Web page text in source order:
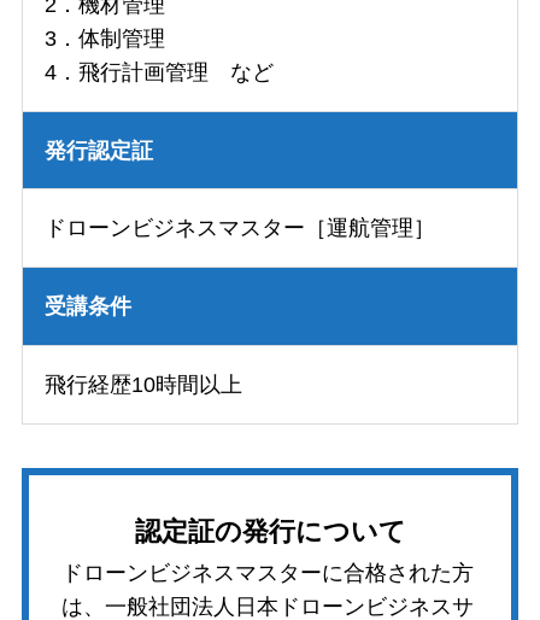
3．体制管理
4．飛行計画管理 など
発行認定証
ドローンビジネスマスター［運航管理］
受講条件
飛行経歴10時間以上
認定証の発行について
ドローンビジネスマスターに合格された方
は、一般社団法人日本ドローンビジネスサ